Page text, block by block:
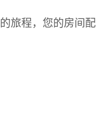
旅程，您的房间配